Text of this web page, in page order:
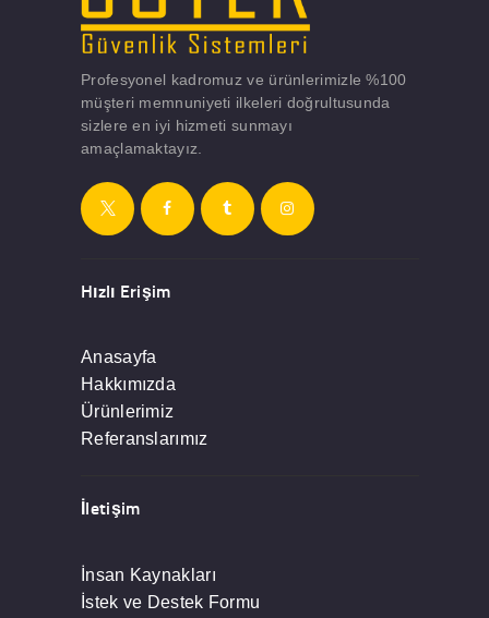
Profesyonel kadromuz ve ürünlerimizle %100
müşteri memnuniyeti ilkeleri doğrultusunda
sizlere en iyi hizmeti sunmayı
amaçlamaktayız.
Hızlı Erişim
Anasayfa
Hakkımızda
Ürünlerimiz
Referanslarımız
İletişim
İnsan Kaynakları
İstek ve Destek Formu